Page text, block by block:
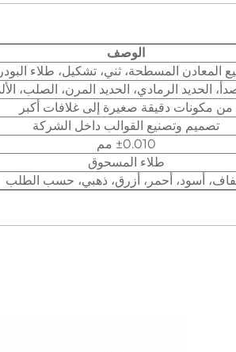
الوصف
المعادن المسطحة، ثني، تشكيل، طلاء البودر
الحديد الرمادي، الحديد المرن، الصلب،
من مكونات دقيقة صغيرة إلى غلافات أكبر
تصميم وتصنيع القوالب داخل الشركة
±0.010 مم
طلاء المسحوق
أسود، أحمر، أزرق، ذهبي، حسب الطلب